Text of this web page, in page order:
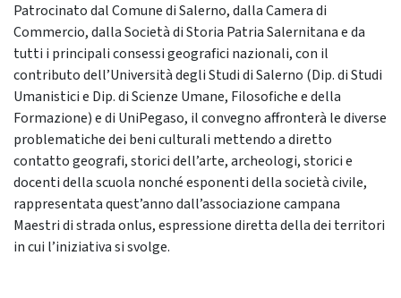
Patrocinato dal Comune di Salerno, dalla Camera di
Commercio, dalla Società di Storia Patria Salernitana e da
tutti i principali consessi geografici nazionali, con il
contributo dell’Università degli Studi di Salerno (Dip. di Studi
Umanistici e Dip. di Scienze Umane, Filosofiche e della
Formazione) e di UniPegaso, il convegno affronterà le diverse
problematiche dei beni culturali mettendo a diretto
contatto geografi, storici dell’arte, archeologi, storici e
docenti della scuola nonché esponenti della società civile,
rappresentata quest’anno dall’associazione campana
Maestri di strada onlus, espressione diretta della dei territori
in cui l’iniziativa si svolge.